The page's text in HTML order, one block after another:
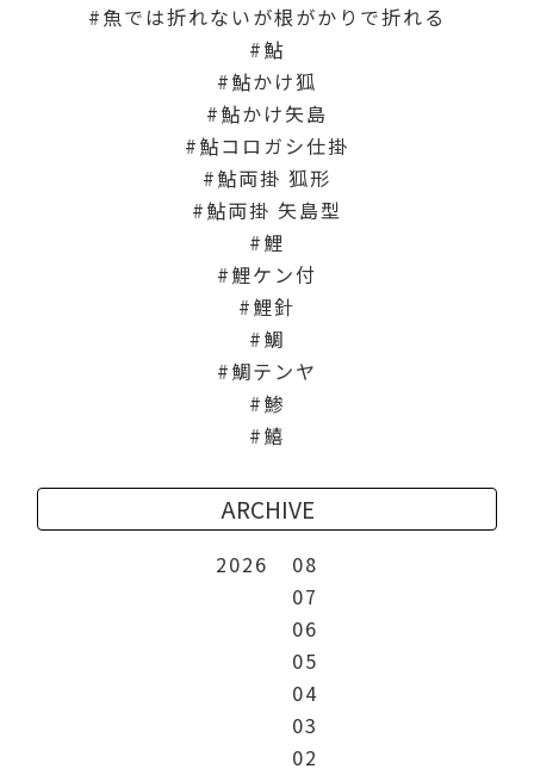
魚では折れないが根がかりで折れる
鮎
鮎かけ狐
鮎かけ矢島
鮎コロガシ仕掛
鮎両掛 狐形
鮎両掛 矢島型
鯉
鯉ケン付
鯉針
鯛
鯛テンヤ
鯵
鱚
ARCHIVE
2026
08
07
06
05
04
03
02